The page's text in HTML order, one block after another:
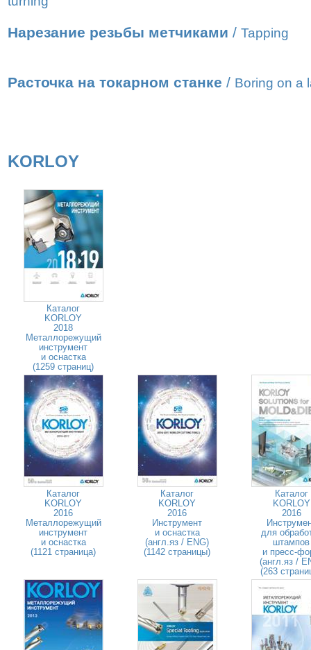
Нарезание резьбы метчиками / Tapping
Расточка на токарном станке / Boring on a
KORLOY
Каталог
KORLOY
2018
Металлорежущий
инструмент
и оснастка
(1259 страниц)
Каталог
KORLOY
2016
Металлорежущий
инструмент
и оснастка
(1121 страница)
Каталог
KORLOY
2016
Инструмент
и оснастка
(англ.яз / ENG)
(1142 страницы)
Каталог
KORLOY
2016
для
штампов
и пресс-
(англ.яз /
(263